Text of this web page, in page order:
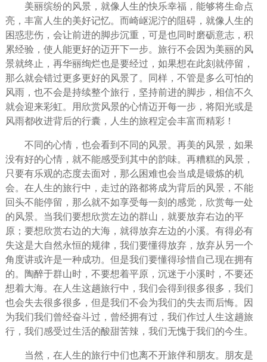
美丽缤纷的风景，就像人生的快乐幸福 ，能够将生命点
亮，丰富人生的美好记忆。而崎岖泥泞的阻碍，就像人生的
困惑悲伤，会让前进的脚步沉重，可是也同时磨砺意志，积
累经验，使人能更好的迈开下一步。旅行不会因为美丽的风
景就终止，再华丽绚烂也是要经过，如果想在此刻就停留，
那么就会错过更多更好的风景了。同样，不管是多么可怕的
风雨，也不会是持续整个旅行， 坚持前进的脚步， 相信不久
就会迎来彩虹。用欣赏风景的心情迈开每一步，将阳光或是
风雨都收进背后的行囊，人生的旅程定会丰富而精彩！
不同的心情，也会看到不同的风景。再美的风景，如果
没有好的心情，就不能感受到其中的韵味。再糟糕的风景，
只要有乐观的态度去面对，那么困难也会当成是锻炼的机
会。在人生的旅行中，走过的路都将成为背后的风景，不能
回头不能停留，那么就不如享受每一刻的感觉，欣赏每一处
的风景。当我们要想欣赏左边的群山，就要放弃右边的平
原；要想欣赏右边的大海，就得放弃左边的小溪。有得必有
失这是大自然永恒的规律，我们要懂得放弃，放弃从另一个
角度讲或许是一种成功。但是我们要懂得珍惜自己现在拥有
的。陶醉于群山时，不要想着平原，沉迷于小溪时，不要还
想着大海。在人生这趟旅行中，我们会得到很多很多，我们
也会失去很多很多，但是我们不会为我们的失去而后悔。因
为我们我们曾经奋斗过，曾经拥有过，我们作过人生这趟旅
行，我们感受过生活的酸甜苦辣，我们无愧于我们的今生。
当然，在人生的旅行中们也离不开旅伴和朋友。朋友是